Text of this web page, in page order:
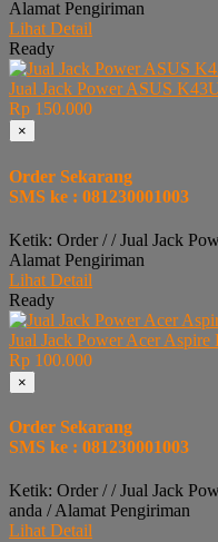
Alamat Pengiriman
Lihat Detail
Ready
Jual Jack Power ASUS
Rp 150.000
×
Order Sekarang
SMS ke : 081230001003
Ketik: Order / / Jual Jack
Alamat Pengiriman
Lihat Detail
Ready
Jual Jack Power Acer Aspire
Rp 100.000
×
Order Sekarang
SMS ke : 081230001003
Ketik: Order / / Jual Jack
anda / Alamat Pengiriman
Lihat Detail